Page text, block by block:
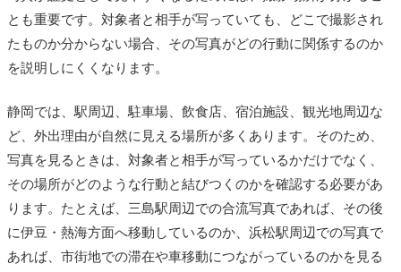
とも重要です。対象者と相手が写っていても、どこで撮影され
たものか分からない場合、その写真がどの行動に関係するのか
を説明しにくくなります。
静岡では、駅周辺、駐車場、飲食店、宿泊施設、観光地周辺な
ど、外出理由が自然に見える場所が多くあります。そのため、
写真を見るときは、対象者と相手が写っているかだけでなく、
その場所がどのような行動と結びつくのかを確認する必要があ
ります。たとえば、三島駅周辺での合流写真であれば、その後
に伊豆・熱海方面へ移動しているのか、浜松駅周辺での写真で
あれば、市街地での滞在や車移動につながっているのかを見る